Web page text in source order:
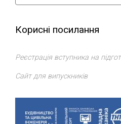
Корисні посилання
Реєстрація вступника на
Сайт для випускників